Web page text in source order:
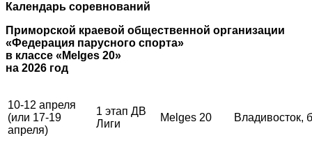
Календарь соревнований
Приморской краевой общественной организации
«Федерация парусного спорта»
в классе «Melges 20»
на 2026 год
10-12 апреля
(или 17-19
апреля)
1 этап ДВ
Лиги
Melges 20 Владивосток,